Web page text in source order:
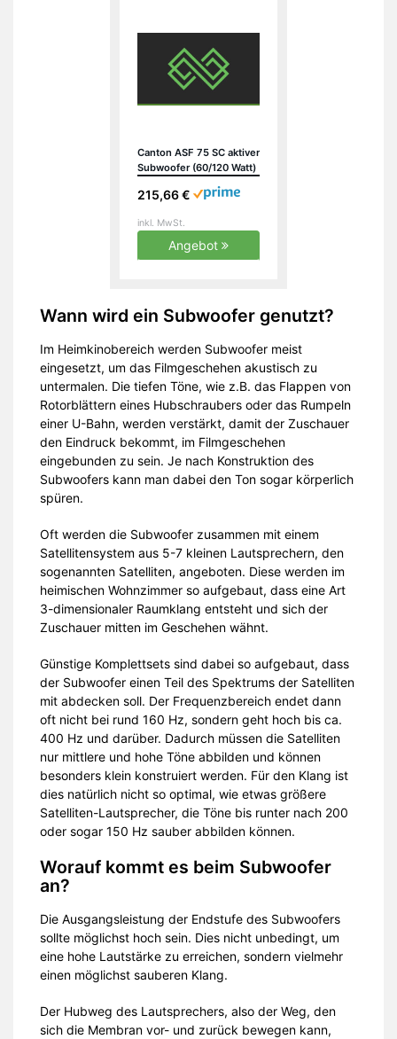
Canton ASF 75 SC aktiver
Subwoofer (60/120 Watt)
215,66 €
inkl. MwSt.
Angebot
Wann wird ein Subwoofer genutzt?
Im Heimkinobereich werden Subwoofer meist
eingesetzt, um das Filmgeschehen akustisch zu
untermalen. Die tiefen Töne, wie z.B. das Flappen von
Rotorblättern eines Hubschraubers oder das Rumpeln
einer U-Bahn, werden verstärkt, damit der Zuschauer
den Eindruck bekommt, im Filmgeschehen
eingebunden zu sein. Je nach Konstruktion des
Subwoofers kann man dabei den Ton sogar körperlich
spüren.
Oft werden die Subwoofer zusammen mit einem
Satellitensystem aus 5-7 kleinen Lautsprechern, den
sogenannten Satelliten, angeboten. Diese werden im
heimischen Wohnzimmer so aufgebaut, dass eine Art
3-dimensionaler Raumklang entsteht und sich der
Zuschauer mitten im Geschehen wähnt.
Günstige Komplettsets sind dabei so aufgebaut, dass
der Subwoofer einen Teil des Spektrums der Satelliten
mit abdecken soll. Der Frequenzbereich endet dann
oft nicht bei rund 160 Hz, sondern geht hoch bis ca.
400 Hz und darüber. Dadurch müssen die Satelliten
nur mittlere und hohe Töne abbilden und können
besonders klein konstruiert werden. Für den Klang ist
dies natürlich nicht so optimal, wie etwas größere
Satelliten-Lautsprecher, die Töne bis runter nach 200
oder sogar 150 Hz sauber abbilden können.
Worauf kommt es beim Subwoofer
an?
Die Ausgangsleistung der Endstufe des Subwoofers
sollte möglichst hoch sein. Dies nicht unbedingt, um
eine hohe Lautstärke zu erreichen, sondern vielmehr
einen möglichst sauberen Klang.
Der Hubweg des Lautsprechers, also der Weg, den
sich die Membran vor- und zurück bewegen kann,